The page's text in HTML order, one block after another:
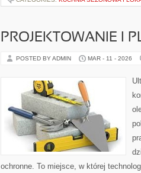
PROJEKTOWANIE I
POSTED BY ADMIN MAR - 11 - 2026
ochronne. To miejsce, w której